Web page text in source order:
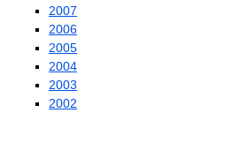
2007
2006
2005
2004
2003
2002